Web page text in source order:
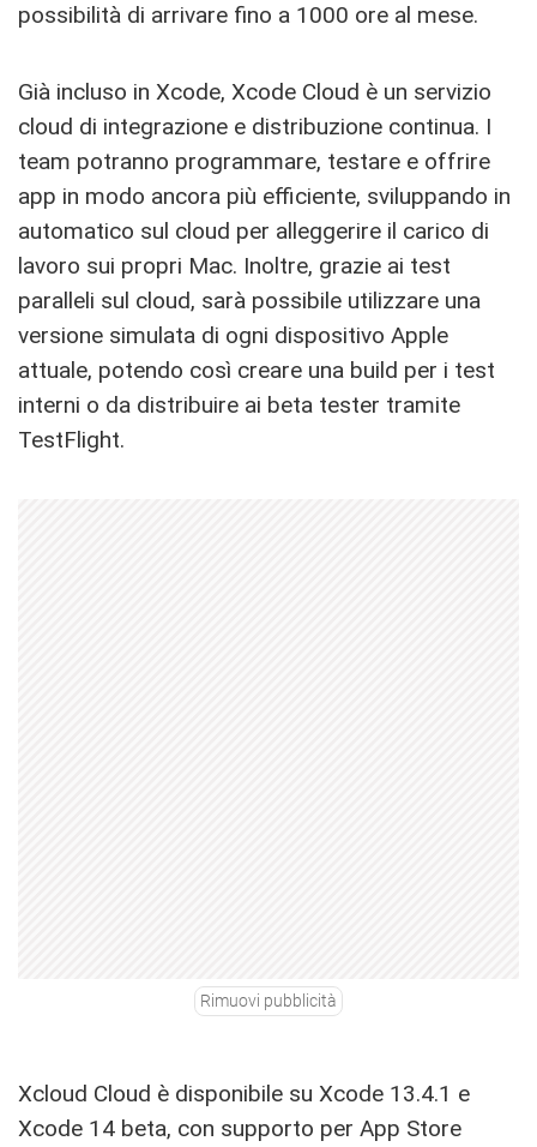
possibilità di arrivare fino a 1000 ore al mese.
Già incluso in Xcode, Xcode Cloud è un servizio
cloud di integrazione e distribuzione continua. I
team potranno programmare, testare e offrire
app in modo ancora più efficiente, sviluppando in
automatico sul cloud per alleggerire il carico di
lavoro sui propri Mac. Inoltre, grazie ai test
paralleli sul cloud, sarà possibile utilizzare una
versione simulata di ogni dispositivo Apple
attuale, potendo così creare una build per i test
interni o da distribuire ai beta tester tramite
TestFlight.
Rimuovi pubblicità
Xcloud Cloud è disponibile su Xcode 13.4.1 e
Xcode 14 beta, con supporto per App Store